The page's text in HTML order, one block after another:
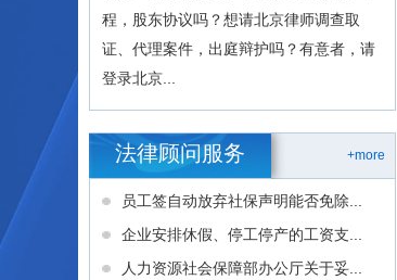
程，股东协议吗？想请北京律师调查取
证、代理案件，出庭辩护吗？有意者，请
登录北京...
+more
法律顾问服务
员工签自动放弃社保声明能否免除...
企业安排休假、停工停产的工资支...
人力资源社会保障部办公厅关于妥...